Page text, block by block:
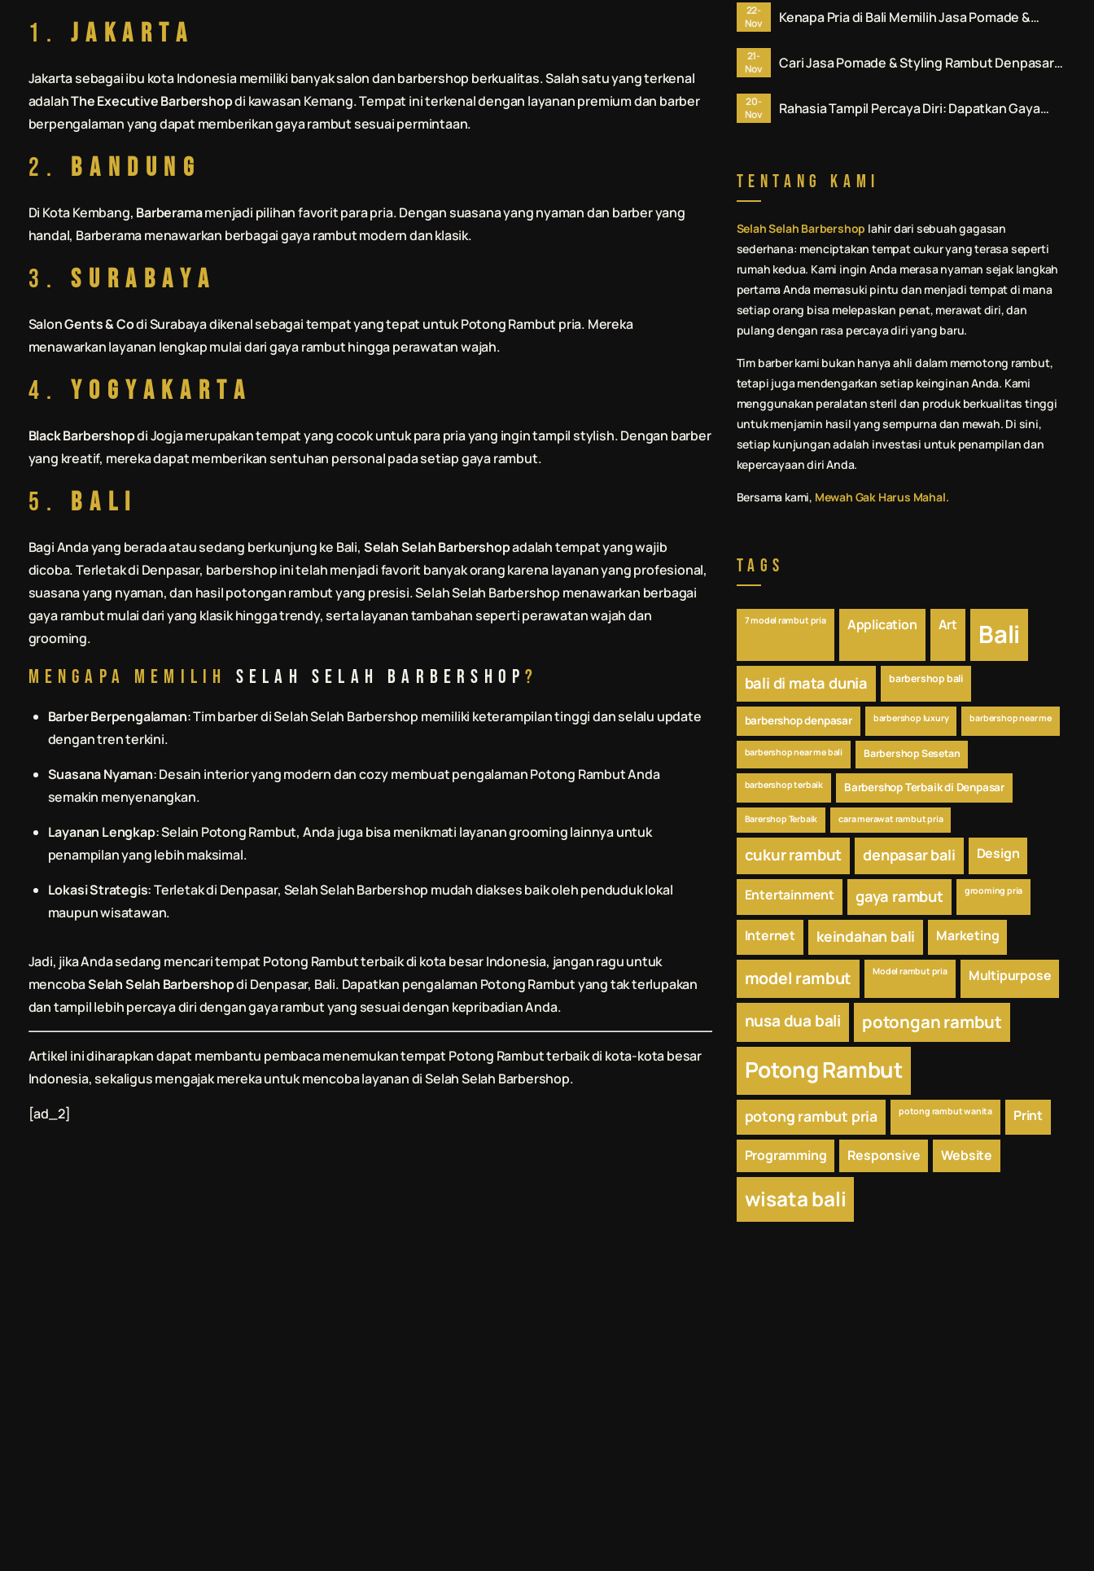
1.Jakarta
Jakarta sebagai ibu kota Indonesia memiliki banyak salon dan barbershop berkualitas. Salah satu yang terkenal
adalahThe Executive Barbershopdi kawasan Kemang. Tempat ini terkenal dengan layanan premium dan barber
berpengalaman yang dapat memberikan gaya rambut sesuai permintaan.
2. Bandung
Di Kota Kembang, Barberamamenjadi pilihan favorit para pria. Dengan suasana yang nyaman dan barber yang
handal, Barberama menawarkan berbagai gaya rambut modern dan klasik.
3.Surabaya
SalonGents & Codi Surabaya dikenal sebagai tempat yang tepat untukPotong Rambut pria. Mereka
menawarkan layanan lengkap mulai dari gaya rambut hingga perawatan wajah.
4.Yogyakarta
Black Barbershopdi Jogja merupakan tempat yang cocok untuk para pria yang ingin tampil stylish. Dengan barber
yang kreatif, mereka dapat memberikan sentuhan personal pada setiap gaya rambut.
5. Bali
Bagi Anda yang berada atau sedang berkunjung ke Bali, Selah Selah Barbershopadalah tempat yang wajib
dicoba. Terletak di Denpasar, barbershop ini telah menjadi favorit banyak orang karena layanan yang profesional,
suasana yang nyaman, dan hasil potongan rambut yang presisi.Selah Selah Barbershop menawarkan berbagai
gaya rambut mulai dari yang klasik hingga trendy, serta layanan tambahan seperti perawatan wajah dan
grooming.
Mengapa Memilih Selah Selah Barbershop?
Barber Berpengalaman: Tim barber diSelah Selah Barbershop memiliki keterampilan tinggi dan selalu update
dengan tren terkini.
Suasana Nyaman: Desain interior yang modern dan cozy membuat pengalamanPotong RambutAnda
semakin menyenangkan.
Layanan Lengkap: Selain Potong Rambut, Anda juga bisa menikmati layanan grooming lainnya untuk
penampilan yang lebih maksimal.
Lokasi Strategis: Terletak di Denpasar, Selah Selah Barbershop mudah diakses baik oleh penduduk lokal
maupun wisatawan.
Jadi, jika Anda sedang mencari tempat Potong Rambutterbaik di kota besar Indonesia, jangan ragu untuk
mencobaSelah Selah Barbershopdi Denpasar, Bali. Dapatkan pengalaman Potong Rambutyang tak terlupakan
dan tampil lebih percaya diri dengan gaya rambut yang sesuai dengan kepribadian Anda.
Artikel ini diharapkan dapat membantu pembaca menemukan tempat Potong Rambutterbaik di kota-kota besar
Indonesia, sekaligus mengajak mereka untuk mencoba layanan diSelah Selah Barbershop.
[ad_2]
22-
Nov
Kenapa Pria di Bali Memilih Jasa Pomade &
21-
Nov
Cari Jasa Pomade & Styling Rambut Denpasar?
20-
Nov
Rahasia Tampil Percaya Diri: Dapatkan Gaya
Tentang Kami
Selah Selah Barbershop lahir dari sebuah gagasan
sederhana: menciptakan tempat cukur yang terasa seperti
rumah kedua. Kami ingin Anda merasa nyaman sejak langkah
pertama Anda memasuki pintu dan menjadi tempat di mana
setiap orang bisa melepaskan penat, merawat diri, dan
pulang dengan rasa percaya diri yang baru.
Tim barber kami bukan hanya ahli dalam memotong rambut,
tetapi juga mendengarkan setiap keinginan Anda. Kami
menggunakan peralatan steril dan produk berkualitas tinggi
untuk menjamin hasil yang sempurna dan mewah. Di sini,
setiap kunjungan adalah investasi untuk penampilan dan
kepercayaan diri Anda.
Bersama kami, Mewah Gak Harus Mahal.
Tags
7 model rambut pria Application Art Bali
bali di mata dunia barbershop bali
barbershop denpasar barbershop luxury barbershop near me
barbershop near me bali Barbershop Sesetan
barbershop terbaik Barbershop Terbaik di Denpasar
Barershop Terbaik cara merawat rambut pria
cukur rambut denpasar bali Design
Entertainment gaya rambut grooming pria
Internet keindahan bali Marketing
model rambut Model rambut pria Multipurpose
nusa dua bali potongan rambut
Potong Rambut
potong rambut pria potong rambut wanita Print
Programming Responsive Website
wisata bali